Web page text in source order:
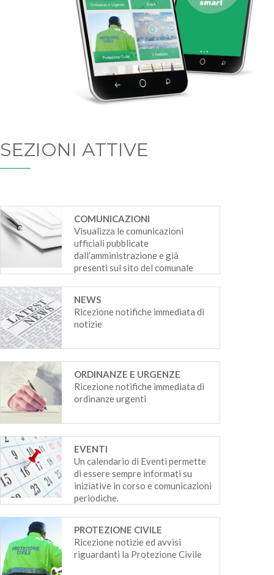
SEZIONI ATTIVE
COMUNICAZIONI
Visualizza le comunicazioni
ufficiali pubblicate
dall’amministrazione e già
presenti sul sito del comunale
NEWS
Ricezione notifiche immediata di
notizie
ORDINANZE E URGENZE
Ricezione notifiche immediata di
ordinanze urgenti
EVENTI
Un calendario di Eventi permette
di essere sempre informati su
iniziative in corso e comunicazioni
periodiche.
PROTEZIONE CIVILE
Ricezione notizie ed avvisi
riguardanti la Protezione Civile